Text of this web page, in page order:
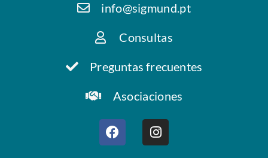
info@sigmund.pt
Consultas
Preguntas frecuentes
Asociaciones